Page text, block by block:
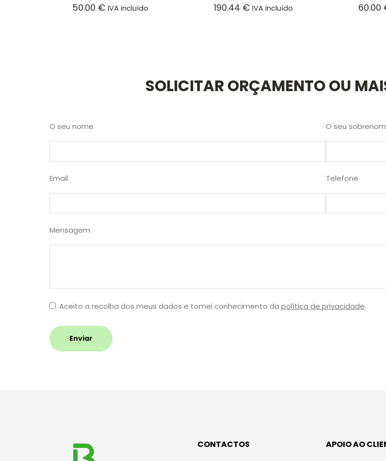
50.00 € IVA incluído 190.44 € IVA incluído 60.00
SOLICITAR ORÇAMENTO OU
O seu nome O seu
Email Telefone
Mensagem
Aceito a recolha dos meus dados e tomei conhecimento da política de privacidade.
Enviar
CONTACTOS APOIO AO